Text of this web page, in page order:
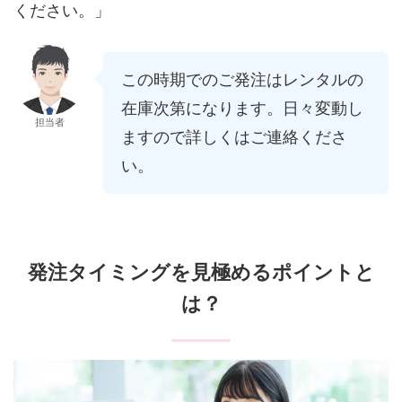
ください。」
担当者
この時期でのご発注はレンタルの
在庫次第になります。日々変動し
ますので詳しくはご連絡くださ
い。
発注タイミングを見極めるポイントと
は？